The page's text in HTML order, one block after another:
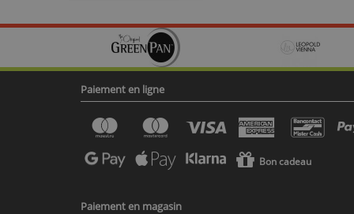
Paiement en ligne
Bon cadeau
Paiement en magasin